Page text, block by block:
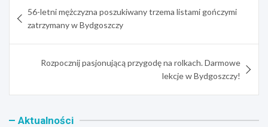
wpisu
56-letni mężczyzna poszukiwany trzema listami gończymi
zatrzymany w Bydgoszczy
Rozpocznij pasjonującą przygodę na rolkach. Darmowe
lekcje w Bydgoszczy!
Aktualności